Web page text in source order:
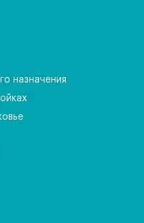
назначения